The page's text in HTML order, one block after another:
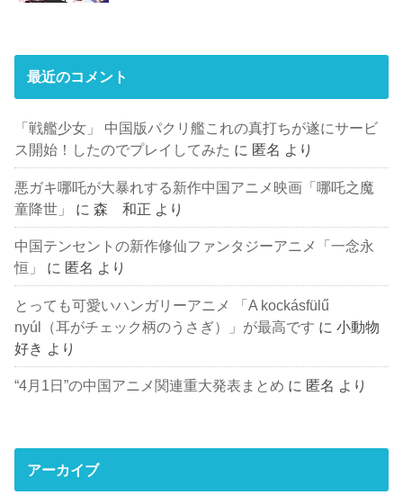
最近のコメント
「戦艦少女」 中国版パクリ艦これの真打ちが遂にサービ
ス開始！したのでプレイしてみた に 匿名 より
悪ガキ哪吒が大暴れする新作中国アニメ映画「哪吒之魔
童降世」
に森 和正 より
中国テンセントの新作修仙ファンタジーアニメ「一念永
恒」
に 匿名 より
とっても可愛いハンガリーアニメ 「A kockásfülű
nyúl（耳がチェック柄のうさぎ）」が最高です に小動物
好き
より
“4月1日”の中国アニメ関連重大発表まとめ に 匿名 より
アーカイブ